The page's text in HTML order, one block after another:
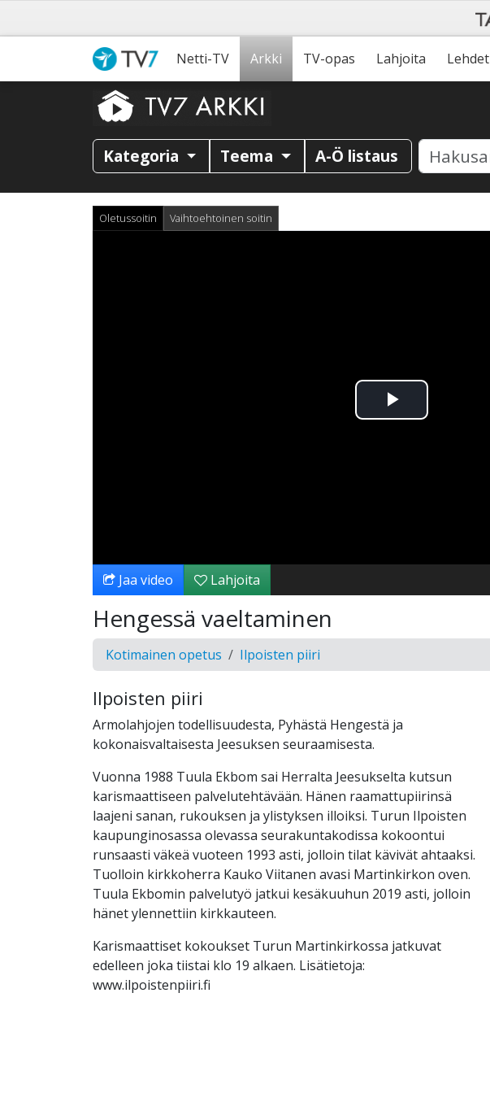
Netti-TV Arkki TV-opas Lahjoita Lehdet
Kategoria Teema A-Ö listaus
Oletussoitin Vaihtoehtoinen soitin
Toista
Jaa video Lahjoita
Hengessä vaeltaminen
Kotimainen opetus Ilpoisten piiri
Ilpoisten piiri
Armolahjojen todellisuudesta, Pyhästä Hengestä ja
kokonaisvaltaisesta Jeesuksen seuraamisesta.
Vuonna 1988 Tuula Ekbom sai Herralta Jeesukselta kutsun
karismaattiseen palvelutehtävään. Hänen raamattupiirinsä
laajeni sanan, rukouksen ja ylistyksen illoiksi. Turun Ilpoisten
kaupunginosassa olevassa seurakuntakodissa kokoontui
runsaasti väkeä vuoteen 1993 asti, jolloin tilat kävivät ahtaaksi.
Tuolloin kirkkoherra Kauko Viitanen avasi Martinkirkon oven.
Tuula Ekbomin palvelutyö jatkui kesäkuuhun 2019 asti, jolloin
hänet ylennettiin kirkkauteen.
Karismaattiset kokoukset Turun Martinkirkossa jatkuvat
edelleen joka tiistai klo 19 alkaen. Lisätietoja:
www.ilpoistenpiiri.fi